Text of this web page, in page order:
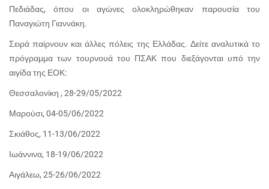
Πεδιάδας, όπου οι αγώνες ολοκληρώθηκαν παρουσία του
Παναγιώτη Γιαννάκη.
Σειρά παίρνουν και άλλες πόλεις της Ελλάδας. Δείτε αναλυτικά το
πρόγραμμα των τουρνουά του ΠΣΑΚ που διεξάγονται υπό την
αιγίδα της ΕΟΚ:
Θεσσαλονίκη , 28-29/05/2022
Μαρούσι, 04-05/06/2022
Σκιάθος, 11-13/06/2022
Ιωάννινα, 18-19/06/2022
Αιγάλεω, 25-26/06/2022